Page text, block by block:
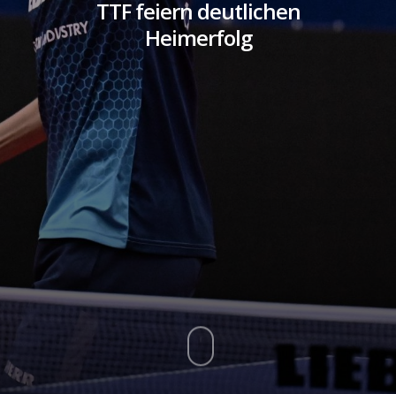
TTF feiern deutlichen
Heimerfolg